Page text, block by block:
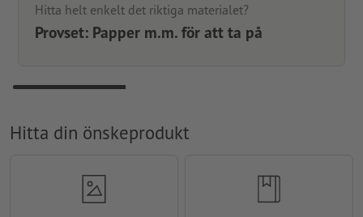
Hitta helt enkelt det riktiga materialet?
Provset: Papper m.m. för att ta på
Hitta din önskeprodukt